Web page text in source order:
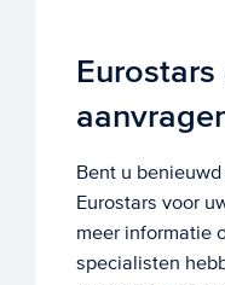
Bent u
Eurostars voor
meer informatie
specialisten